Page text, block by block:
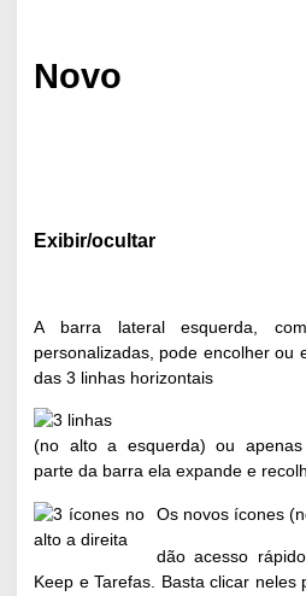
Novo
Exibir/ocultar
A barra lateral esquerda,
personalizadas, pode encolher ou
das 3 linhas horizontais
(no alto a esquerda) ou
parte da barra ela expande e
Os novos ícones
dão acesso
Keep e Tarefas. Basta clicar